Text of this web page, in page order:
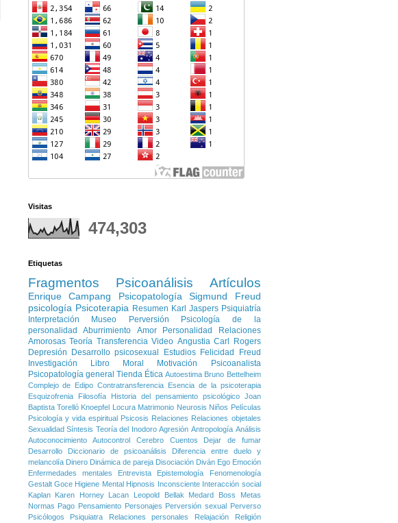
Visitas
474,303
Etiquetas
Fragmentos Psicoanálisis Artículos
Enrique Campang Psicopatología
Sigmund Freud
psicología Psicoterapia Resumen Karl Jaspers Psiquiatría
Interpretación
Museo Perversión
Psicología de la
personalidad
Aburrimiento Amor Personalidad
Relaciones
Amorosas Teoría Transferencia Video Angustia Carl Rogers
Depresión
Desarrollo psicosexual Estudios Felicidad
Freud
Investigación
Libro Moral Motivación
Psicoanalista
Psicopatología general Tienda Ética Autoestima Bruno Bettelheim
Complejo de Edipo Contratransferencia Esencia de la psicoterapia
Esquizofrenia
Filosofía Historia del pensamiento psicológico
Joan
Baptista Torelló Knoepfel Locura Matrimonio Neurosis Niños Películas
Psicología y vida espiritual Psicosis Relaciones Relaciones objetales
Sexualidad Síntesis Teoría del Inodoro Agresión Antropología Análisis
Autoconocimiento
Autocontrol Cerebro Cuentos
Dejar de fumar
Desarrollo
Diccionario de psicoanálisis
Diferencia entre duelo y
melancolía Dinero Dinámica de pareja Disociación Diván Ego Emoción
Enfermedades mentales
Entrevista Epistemología
Fenomenología
Gestalt Goce Higiene Mental Hipnosis Inconsciente Interacción social
Kaplan
Karen Horney Lacan Leopold Bellak Medard Boss
Metas
Normas Pago Pensamiento Personajes Perversión sexual Perverso
Psicólogos
Psiquiatra Relaciones personales Relajación Religión